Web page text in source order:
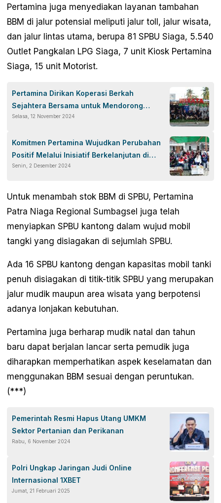
Pertamina juga menyediakan layanan tambahan
BBM di jalur potensial meliputi jalur toll, jalur wisata,
dan jalur lintas utama, berupa 81 SPBU Siaga, 5.540
Outlet Pangkalan LPG Siaga, 7 unit Kiosk Pertamina
Siaga, 15 unit Motorist.
Pertamina Dirikan Koperasi Berkah
Sejahtera Bersama untuk Mendorong
Ekonomi Inklusif di Jambi
Selasa, 12 November 2024
Komitmen Pertamina Wujudkan Perubahan
Positif Melalui Inisiatif Berkelanjutan di
Jambi
Senin, 2 Desember 2024
Untuk menambah stok BBM di SPBU, Pertamina
Patra Niaga Regional Sumbagsel juga telah
menyiapkan SPBU kantong dalam wujud mobil
tangki yang disiagakan di sejumlah SPBU.
Ada 16 SPBU kantong dengan kapasitas mobil tanki
penuh disiagakan di titik-titik SPBU yang merupakan
jalur mudik maupun area wisata yang berpotensi
adanya lonjakan kebutuhan.
Pertamina juga berharap mudik natal dan tahun
baru dapat berjalan lancar serta pemudik juga
diharapkan memperhatikan aspek keselamatan dan
menggunakan BBM sesuai dengan peruntukan.
(***)
Pemerintah Resmi Hapus Utang UMKM
Sektor Pertanian dan Perikanan
Rabu, 6 November 2024
Polri Ungkap Jaringan Judi Online
Internasional 1XBET
Jumat, 21 Februari 2025